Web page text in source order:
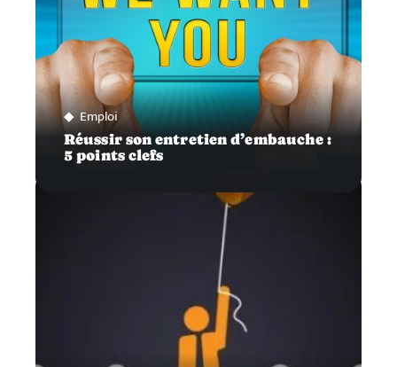
Emploi
Réussir son entretien d’embauche :
5 points clefs